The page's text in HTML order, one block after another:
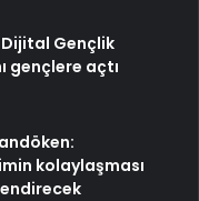
Gençlik
gençlere açtı
kolaylaşması